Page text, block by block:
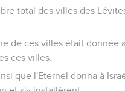
total des villes des
de ces villes était donnée
ces villes.
que l'Eternel donna à